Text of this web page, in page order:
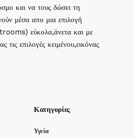
και να τους δώσει τη
μέσα απο μια επιλογή
εύκολα,άνετα και με
τις επιλογές κειμένου,εικόνας
Κατηγορίες
Υγεία